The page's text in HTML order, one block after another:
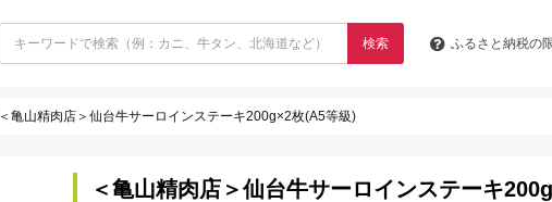
検索 ふるさと納税の
＜亀山精肉店＞仙台牛サーロインステーキ200g×2枚(A5等級)
＜亀山精肉店＞仙台牛サーロインステーキ